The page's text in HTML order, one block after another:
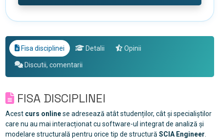
Fisa disciplinei Detalii Opinii
Discutii, comentarii
FISA DISCIPLINEI
Acest curs onlinese adresează atât studenților, cât și specialiștilor
care nu au mai interacționat cu software-ul integrat de analiză și
modelare structurală pentru orice tip de structură SCIA Engineer